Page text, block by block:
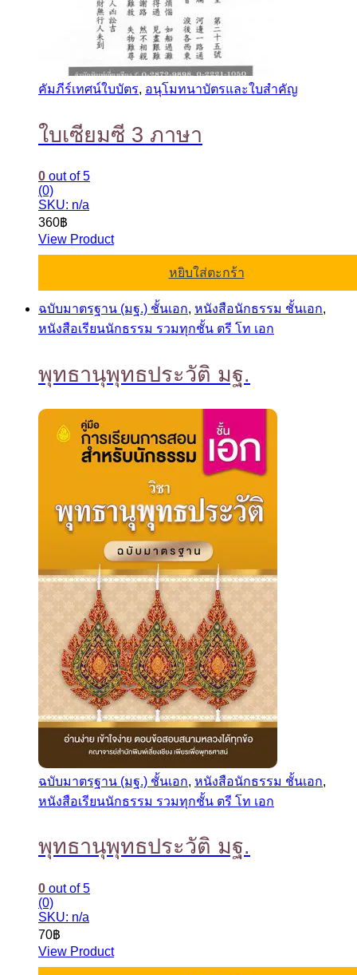
คัมภีร์เทศน์ใบบัตร, อนุโมทนาบัตรและใบสำคัญ
ใบเซียมซี 3 ภาษา
0 out of 5
(0)
SKU: n/a
360฿
View Product
หยิบใส่ตะกร้า
ฉบับมาตรฐาน (มฐ.) ชั้นเอก, หนังสือนักธรรม ชั้นเอก,
หนังสือเรียนนักธรรม รวมทุกชั้น ตรี โท เอก
พุทธานุพุทธประวัติ มฐ.
ฉบับมาตรฐาน (มฐ.) ชั้นเอก, หนังสือนักธรรม ชั้นเอก,
หนังสือเรียนนักธรรม รวมทุกชั้น ตรี โท เอก
พุทธานุพุทธประวัติ มฐ.
0 out of 5
(0)
SKU: n/a
70฿
View Product